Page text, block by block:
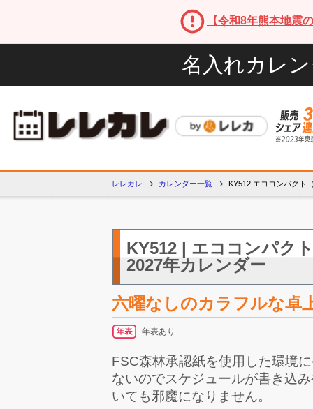
【令和8年熊本地震
名入れカレ
レレカレ カレンダー一覧 KY512 エココンパクト
KY512 | エココンパク
2027年カレンダー
六曜なしのカラフルな卓
年表あり
FSC森林承認紙を使用した環境
ないのでスケジュールが書き込
いても邪魔になりません。